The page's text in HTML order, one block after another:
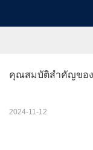
คุณสมบัติสำคัญของ
2024-11-12